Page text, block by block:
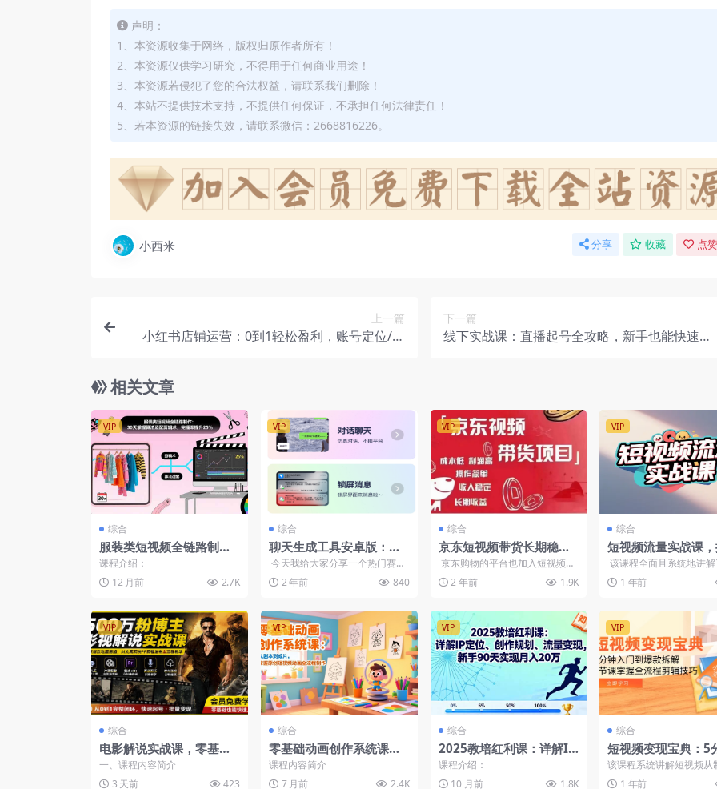
声明：
1、本资源收集于网络，版权归原作者所有！
2、本资源仅供学习研究，不得用于任何商业用途！
3、本资源若侵犯了您的合法权益，请联系我们删除！
4、本站不提供技术支持，不提供任何保证，不承担任何法律责任！
5、若本资源的链接失效，请联系微信：2668816226。
小西米 分享 收藏 点
上一篇
小红书店铺运营：0到1轻松盈利，账号定位/养
下一篇
线下实战课：直播起号全攻略，新手也能快速上
相关文章
VIP
综合
服装类短视频全链路制
作：30天掌握算法适配剪
辑术，完播率提升25%
课程介绍：
12 月前
2.7K
VIP
综合
聊天生成工具安卓版：情
侣聊天对话，软件自动生
成，QQ短视频多平台变现
今天我给大家分享一个热门赛
道，用软件制作情侣聊天对话，
自动生成原创视...
2 年前 840
VIP
综合
京东短视频带货长期稳定
收益，成本低利润高，操
作简单
京东购物的平台也加入短视频了
京东短视频早就出了，只是因为
没有怎么宣传...
2 年前 1.9K
VIP
综合
短视频流量实战课
平台玩法与变现秘诀
该课程全面且系统地讲
频流量获取的整个流程。
适合的平台、...
1 年前
VIP
综合
电影解说实战课，零基础A
I+人工文案剪映PR剪辑发
布全流程
一、课程内容简介
3 天前
423
VIP
综合
零基础动画创作系统课：
从剧本到成片，掌握原创
短视频动画全流程制作
课程内容简介
7 月前
2.4K
VIP
综合
2025教培红利课：详解IP
定位、创作规划、流量变
现，新手90天实现月入20
课程介绍：
10 月前
1.8K
VIP
综合
短视频变现宝典：5
门到爆款拆解，9节
全流程剪辑技巧
该课程系统讲解短视频从
变现的全流程，包含爆款
1 年前